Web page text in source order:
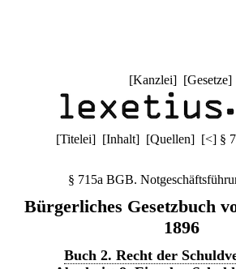
[Kanzlei] [Gesetze]
[Titelei] [Inhalt] [Quellen] [<] §
§ 715a BGB.
Bürgerliches Gesetzbuch
1896
Buch 2. Recht der